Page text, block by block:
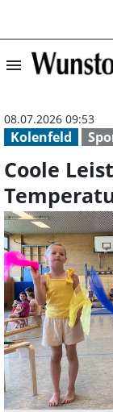
menu
Kolenfeld
08.07.2026 09:53
Coole